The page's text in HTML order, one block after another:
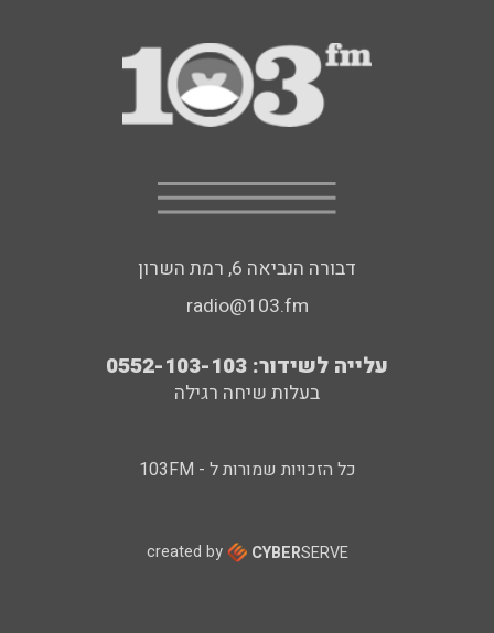
דבורה הנביאה 6, רמת השרון
radio@103.fm
עלייה לשידור: 0552-103-103
בעלות שיחה רגילה
כל הזכויות שמורות ל - 103FM
created by CYBERSERVE